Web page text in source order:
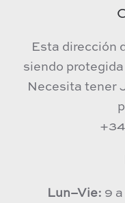
Esta dirección
siendo
Necesita tener
Lun–Vie: 9 a